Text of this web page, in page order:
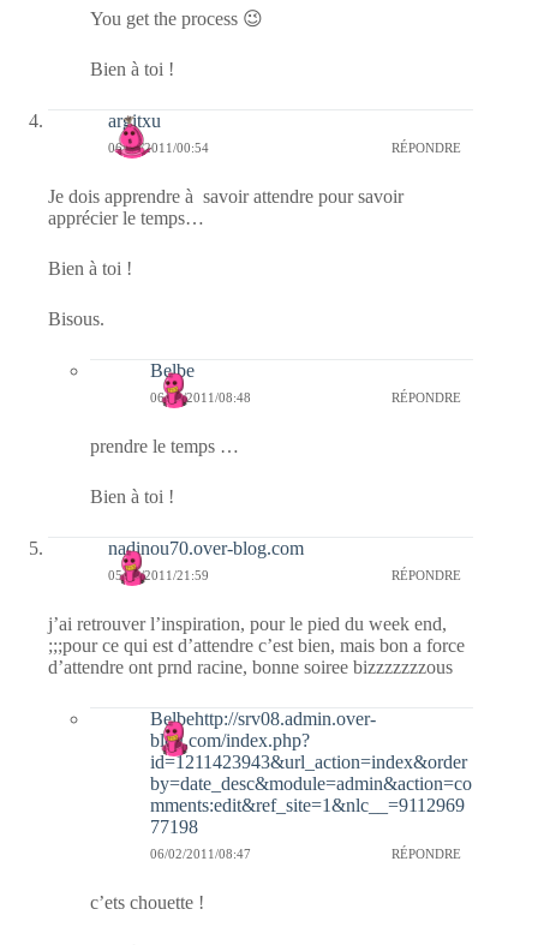
You get the process 😉
Bien à toi !
argitxu
06/02/2011/00:54 RÉPONDRE
Je dois apprendre à savoir attendre pour savoir
apprécier le temps…
Bien à toi !
Bisous.
Belbe
06/02/2011/08:48 RÉPONDRE
prendre le temps …
Bien à toi !
nadinou70.over-blog.com
05/02/2011/21:59 RÉPONDRE
j’ai retrouver l’inspiration, pour le pied du week end,
;;;pour ce qui est d’attendre c’est bien, mais bon a force
d’attendre ont prnd racine, bonne soiree bizzzzzzzous
Belbehttp://srv08.admin.over-
blog.com/index.php?
id=1211423943&url_action=index&order
by=date_desc&module=admin&action=co
mments:edit&ref_site=1&nlc__=9112969
77198
06/02/2011/08:47 RÉPONDRE
c’ets chouette !